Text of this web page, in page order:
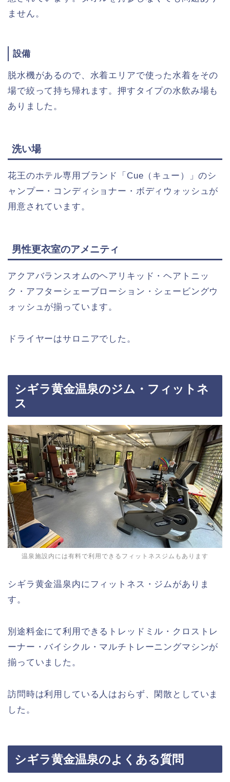
ません。
設備
脱水機があるので、水着エリアで使った水着をその
場で絞って持ち帰れます。押すタイプの水飲み場も
ありました。
洗い場
花王のホテル専用ブランド「Cue（キュー）」のシ
ャンプー・コンディショナー・ボディウォッシュが
用意されています。
男性更衣室のアメニティ
アクアバランスオムのヘアリキッド・ヘアトニッ
ク・アフターシェーブローション・シェービングウ
ォッシュが揃っています。
ドライヤーはサロニアでした。
シギラ黄金温泉のジム・フィットネ
ス
温泉施設内には有料で利用できるフィットネスジムもあります
シギラ黄金温泉内にフィットネス・ジムがありま
す。
別途料金にて利用できるトレッドミル・クロストレ
ーナー・バイシクル・マルチトレーニングマシンが
揃っていました。
訪問時は利用している人はおらず、閑散としていま
した。
シギラ黄金温泉のよくある質問